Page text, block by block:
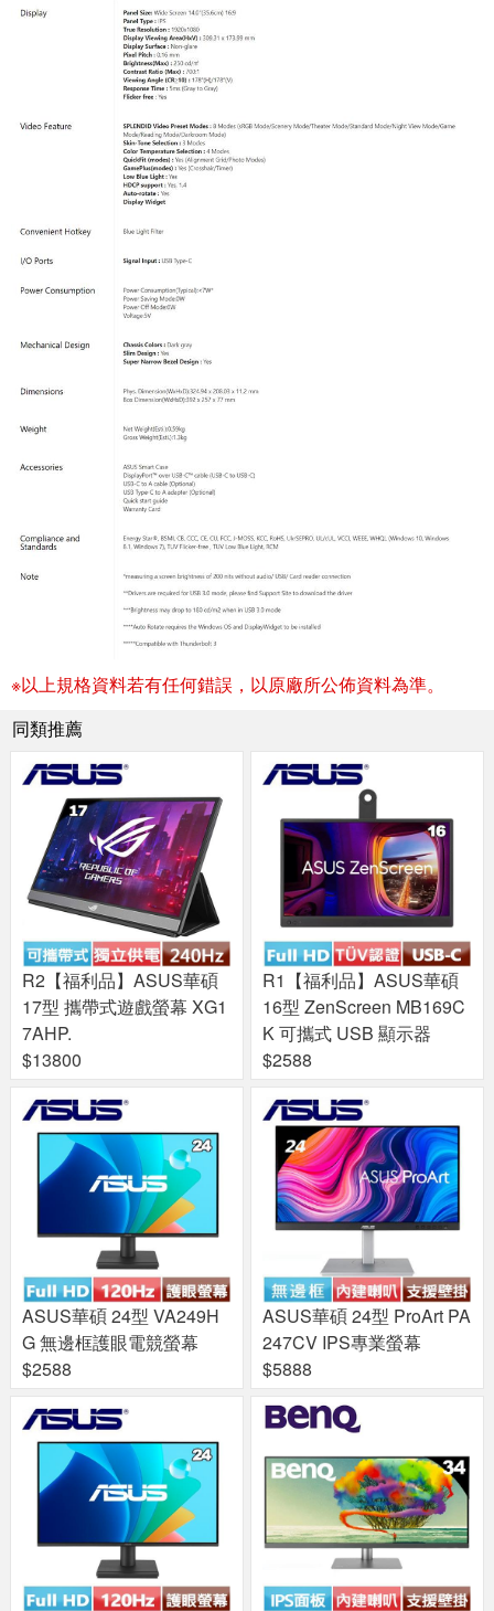
※以上規格資料若有任何錯誤，以原廠所公佈資料為準。
同類推薦
R2【福利品】ASUS華碩
17型 攜帶式遊戲螢幕 XG1
7AHP.
$13800
R1【福利品】ASUS華碩
16型 ZenScreen MB169C
K 可攜式 USB 顯示器
$2588
ASUS華碩 24型 VA249H
G 無邊框護眼電競螢幕
$2588
ASUS華碩 24型 ProArt PA
247CV IPS專業螢幕
$5888